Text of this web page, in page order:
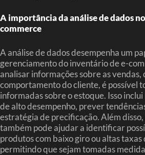
A importância da análise de dados
commerce
A análise de dados desempenha um
gerenciamento do inventário de e-
analisar informações sobre as vendas,
comportamento do cliente, é possível
informadas sobre o estoque. Isso
de alto desempenho, prever
estratégia de precificação. Além disso,
também pode ajudar a identificar
produtos com baixo giro ou altas taxas
permitindo que sejam tomadas